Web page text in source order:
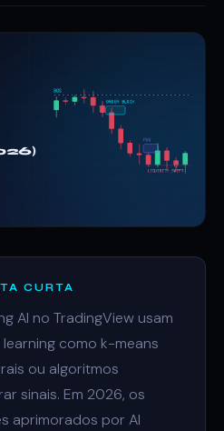
CURTA
AI no TradingView usam
como k-means
ou algoritmos
sinais. Em 2026, os
aprimorados por AI